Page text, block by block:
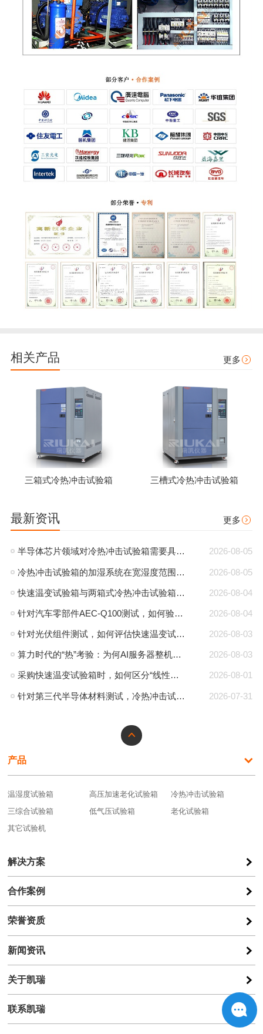
相关产品 更多
三箱式冷热冲击试验箱 三槽式冷热冲击试验箱
最新资讯 更多
2026-08-05
半导体芯片领域对冷热冲击试验箱需要具备哪些测试要求？
2026-08-05
冷热冲击试验箱的加湿系统在宽湿度范围下的精度验收规范是怎样的？
2026-08-04
快速温变试验箱与两箱式冷热冲击试验箱在模拟温度渐变与突变场景时的核心优劣势对比是怎样的？
2026-08-04
针对汽车零部件AEC-Q100测试，如何验证快速温变试验箱在带载8kg样品时能否稳定维持10℃min的线性速率？
2026-08-03
针对光伏组件测试，如何评估快速温变试验箱软件系统对自定义昼夜温差非线性速率曲线的编辑与执行精度？
2026-08-03
算力时代的“热”考验：为何AI服务器整机测试必须迈入步入式环境箱时代？
2026-08-01
采购快速温变试验箱时，如何区分“线性速率”与“平均速率”对实际测试数据有效性的影响？
2026-07-31
针对第三代半导体材料测试，冷热冲击试验箱的超高温耐受性及隔热材料行业标准有哪些？
产品
温湿度试验箱 高压加速老化试验箱
冷热冲击试验箱
三综合试验箱
低气压试验箱
老化试验箱
其它试验机
解决方案
合作案例
荣誉资质
新闻资讯
关于凯瑞
联系凯瑞